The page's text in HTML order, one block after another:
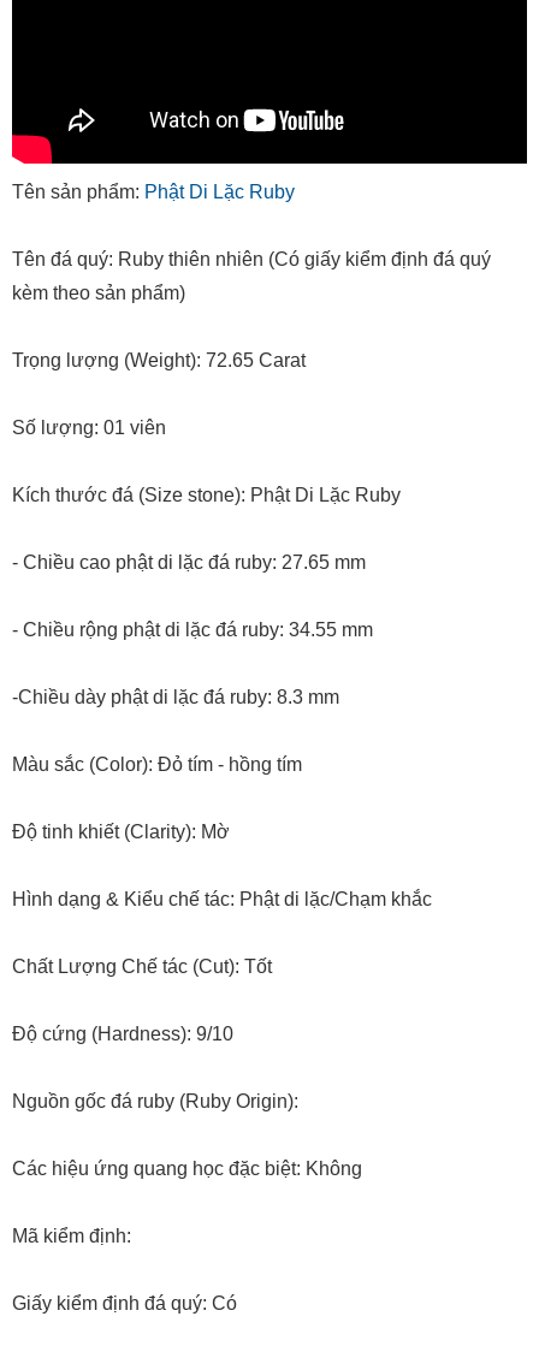
Tên sản phẩm: Phật Di Lặc Ruby
Tên đá quý: Ruby thiên nhiên (Có giấy kiểm định đá quý
kèm theo sản phẩm)
Trọng lượng (Weight): 72.65 Carat
Số lượng: 01 viên
Kích thước đá (Size stone): Phật Di Lặc Ruby
- Chiều cao phật di lặc đá ruby: 27.65 mm
- Chiều rộng phật di lặc đá ruby: 34.55 mm
-Chiều dày phật di lặc đá ruby: 8.3 mm
Màu sắc (Color): Đỏ tím - hồng tím
Độ tinh khiết (Clarity): Mờ
Hình dạng & Kiểu chế tác: Phật di lặc/Chạm khắc
Chất Lượng Chế tác (Cut): Tốt
Độ cứng (Hardness): 9/10
Nguồn gốc đá ruby (Ruby Origin):
Các hiệu ứng quang học đặc biệt: Không
Mã kiểm định:
Giấy kiểm định đá quý: Có